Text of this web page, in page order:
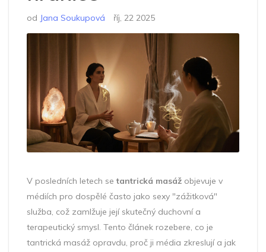
od Jana Soukupová říj, 22 2025
V posledních letech setantrická masáž objevuje v
médiích pro dospělé často jako sexy "zážitková"
služba, což zamlžuje její skutečný duchovní a
terapeutický smysl. Tento článek rozebere, co je
tantrická masáž opravdu, proč ji média zkreslují a jak